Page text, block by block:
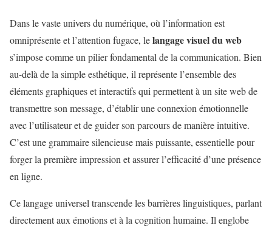
Dans le vaste univers du numérique, où l’information est
omniprésente et l’attention fugace, lelangage visuel du web
s’impose comme un pilier fondamental de la communication. Bien
au-delà de la simple esthétique, il représente l’ensemble des
éléments graphiques et interactifs qui permettent à un site web de
transmettre son message, d’établir une connexion émotionnelle
avec l’utilisateur et de guider son parcours de manière intuitive.
C’est une grammaire silencieuse mais puissante, essentielle pour
forger la première impression et assurer l’efficacité d’une présence
en ligne.
Ce langage universel transcende les barrières linguistiques, parlant
directement aux émotions et à la cognition humaine. Il englobe